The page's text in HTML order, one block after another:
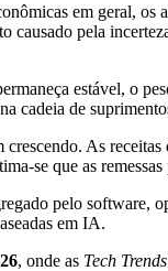
em geral,
pela
estável, o
cadeia de
As
se que as
pelo software,
em IA.
, onde as Tech